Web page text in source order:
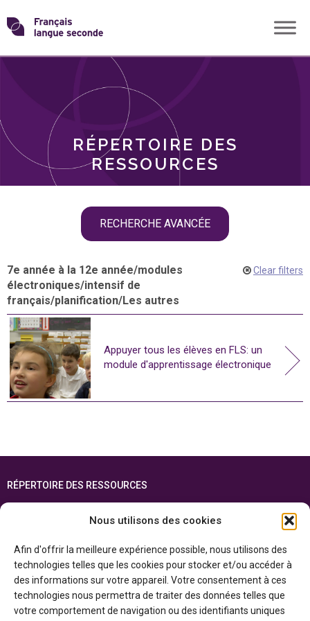
Nous utilisons des cookies
Afin d'offrir la meilleure expérience possible, nous utilisons des
technologies telles que les cookies pour stocker et/ou accéder à
des informations sur votre appareil. Votre consentement à ces
technologies nous permettra de traiter des données telles que
votre comportement de navigation ou des identifiants uniques
Skip
toTransformons
langue
RÉPERTOIRE DES
RESSOURCES
RECHERCHE AVANCÉE
THÈMES
7e année à la 12e année/modules
électroniques/intensif de
français/planification/Les autres
Clear filters
Appuyer tous les élèves en FLS: un
module d'apprentissage électronique
RÉPERTOIRE DES RESSOURCES
ENGLISH
Cette ressource est réalisée grâce au soutien financier du gouvernement de
l’Ontario et du gouvernement duCanada par l’entremise du ministère du
Patrimoine canadien